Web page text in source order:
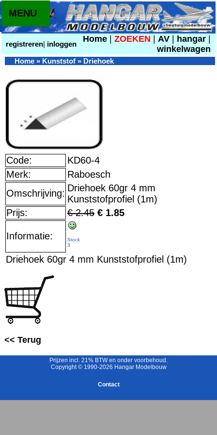
registreren| inloggen
Home ZOEKEN AV hangar
winkelwagen
MENU
Home » Kunststof » Driehoek
Code:
KD60-4
Merk:
Raboesch
Omschrijving: Driehoek 60gr 4 mm
Kunststofprofiel (1m)
Prijs:
€ 2.45 € 1.85
Informatie:
Stock
3
Driehoek 60gr 4 mm Kunststofprofiel (1m)
<< Terug
Prijzen incl. 21% BTW en onder voorbehoud.
Copyright © 1990-2026 Hangar Modelbouw
Contact